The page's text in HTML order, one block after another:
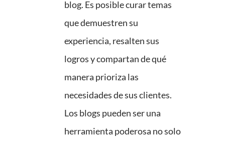
blog. Es posible curar temas
que demuestren su
experiencia, resalten sus
logros y compartan de qué
manera prioriza las
necesidades de sus clientes.
Los blogs pueden ser una
herramienta poderosa no solo